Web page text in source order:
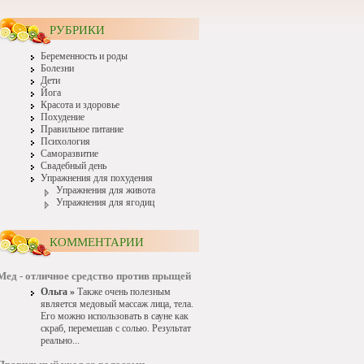
РУБРИКИ
Беременность и роды
Болезни
Дети
Йога
Красота и здоровье
Похудение
Правильное питание
Психология
Саморазвитие
Свадебный день
Упражнения для похудения
Упражнения для живота
Упражнения для ягодиц
КОММЕНТАРИИ
- отличное средство против прыщей
Ольга » Также очень полезным
является медовый массаж лица, тела.
Его можно использовать в сауне как
скраб, перемешав с солью. Результат
реально...